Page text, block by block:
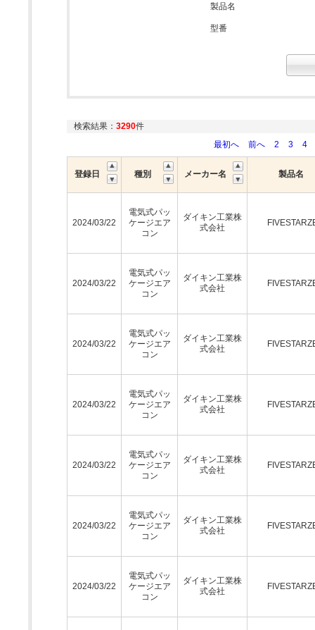
製品名
型番
検索結果： 3290件
最初へ
前へ 2 3 4
登録日 種別 メーカー名 製品名
2024/03/22
電気式パッ
ケージエア
コン
ダイキン工業株
式会社
2024/03/22
電気式パッ
ケージエア
コン
ダイキン工業株
式会社
2024/03/22
電気式パッ
ケージエア
コン
ダイキン工業株
式会社
2024/03/22
電気式パッ
ケージエア
コン
ダイキン工業株
式会社
2024/03/22
電気式パッ
ケージエア
コン
ダイキン工業株
式会社
2024/03/22
電気式パッ
ケージエア
コン
ダイキン工業株
式会社
2024/03/22
電気式パッ
ケージエア
コン
ダイキン工業株
式会社